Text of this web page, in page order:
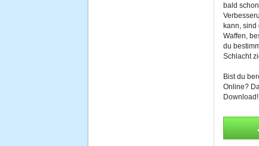
bald
kann,
Waffen,
du
Schlacht
Bist du
Online?
Download!